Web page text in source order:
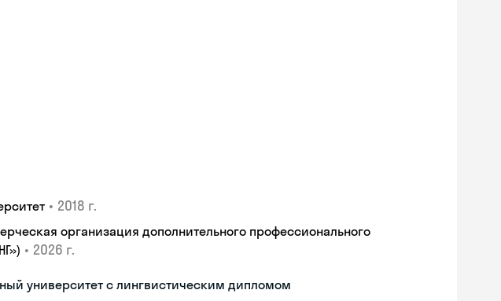
• 2018 г.
организация дополнительного профессионального
• 2026 г.
университет с лингвистическим дипломом